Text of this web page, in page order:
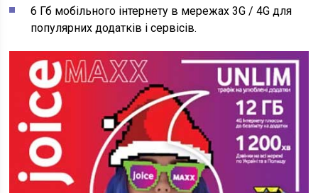
6 Гб мобільного інтернету в мережах 3G / 4G для
популярних додатків і сервісів.